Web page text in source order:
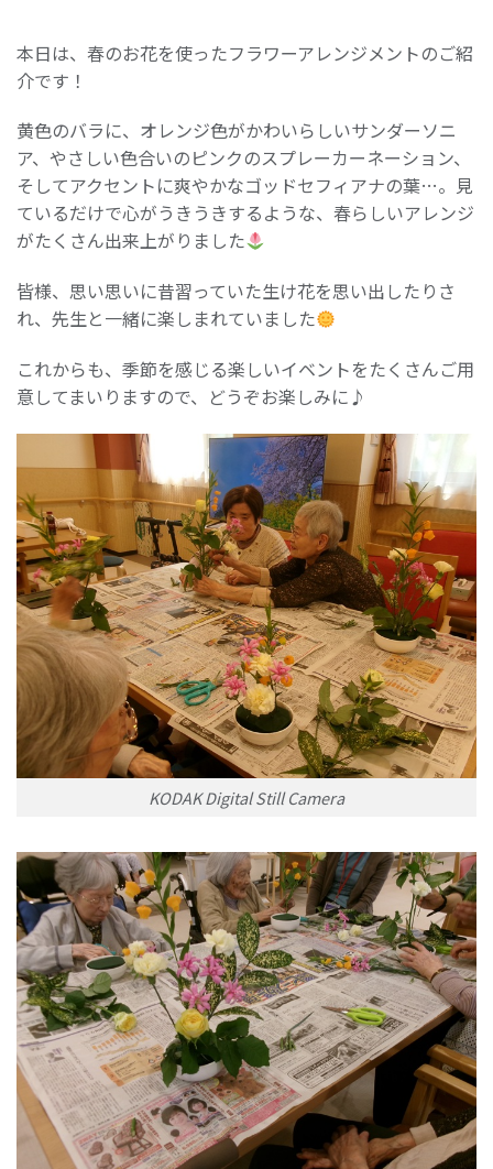
本日は、春のお花を使ったフラワーアレンジメントのご紹
介です！
黄色のバラに、オレンジ色がかわいらしいサンダーソニ
ア、やさしい色合いのピンクのスプレーカーネーション、
そしてアクセントに爽やかなゴッドセフィアナの葉…。見
ているだけで心がうきうきするような、春らしいアレンジ
がたくさん出来上がりました
皆様、思い思いに昔習っていた生け花を思い出したりさ
れ、先生と一緒に楽しまれていました
これからも、季節を感じる楽しいイベントをたくさんご用
意してまいりますので、どうぞお楽しみに♪
KODAK Digital Still Camera